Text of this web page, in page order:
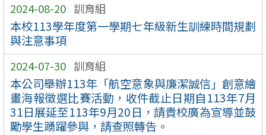
2024-08-20 訓育組
本校113學年度第一學期七年級新生訓練時間規劃
與注意事項
2024-07-30 訓育組
本公司舉辦113年「航空意象與廉潔誠信」創意繪
畫海報徵選比賽活動，收件截止日期自113年7月
31日展延至113年9月20日，請貴校廣為宣導並鼓
勵學生踴躍參與，請查照轉告。